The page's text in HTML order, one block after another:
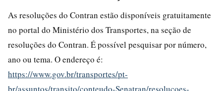
As resoluções do Contran estão disponíveis gratuitamente
no portal do Ministério dos Transportes, na seção de
resoluções do Contran. É possível pesquisar por número,
ano ou tema. O endereço é:
https://www.gov.br/transportes/pt-
br/assuntos/transito/conteudo-Senatran/resolucoes-